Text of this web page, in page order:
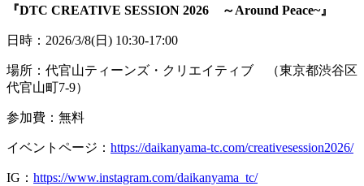
『DTC CREATIVE SESSION 2026 ～Around Peace~』
日時：2026/3/8(⽇) 10:30-17:00
場所：代官山ティーンズ・クリエイティブ （東京都渋谷区
代官山町7-9）
参加費：無料
イベントページ： https://daikanyama-tc.com/creativesession2026/
IG： https://www.instagram.com/daikanyama_tc/